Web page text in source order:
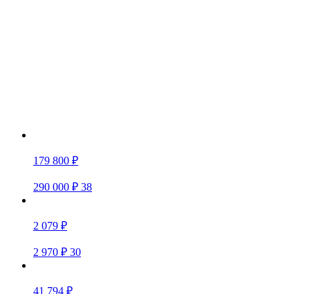
179 800 ₽
290 000 ₽ 38
2 079 ₽
2 970 ₽ 30
41 794 ₽